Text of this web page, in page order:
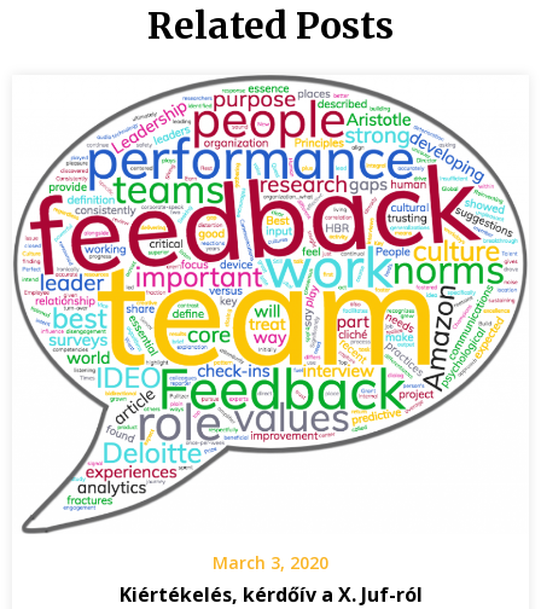
Related Posts
March 3, 2020
Kiértékelés, kérdőív a X. Juf-ról